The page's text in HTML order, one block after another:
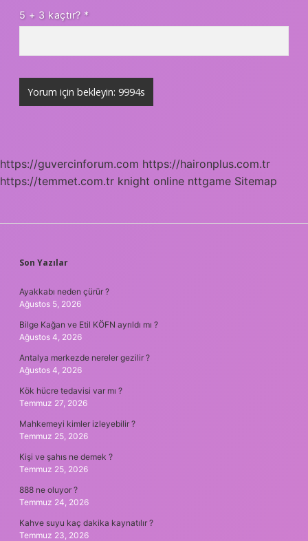
5 + 3 kaçtır? *
https://guvercinforum.com https://haironplus.com.tr
https://temmet.com.tr knight online nttgame Sitemap
SIDEBAR
Son Yazılar
Ayakkabı neden çürür ?
Ağustos 5, 2026
Bilge Kağan ve Etil KÖFN ayrıldı mı ?
Ağustos 4, 2026
Antalya merkezde nereler gezilir ?
Ağustos 4, 2026
Kök hücre tedavisi var mı ?
Temmuz 27, 2026
Mahkemeyi kimler izleyebilir ?
Temmuz 25, 2026
Kişi ve şahıs ne demek ?
Temmuz 25, 2026
888 ne oluyor ?
Temmuz 24, 2026
Kahve suyu kaç dakika kaynatılır ?
Temmuz 23, 2026